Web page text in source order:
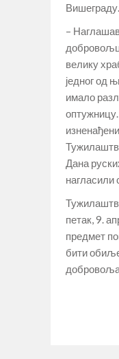
Вишеграду.
–
велику
једног од
имало
Дана
нагласили
петак, 9.
предмет
бити